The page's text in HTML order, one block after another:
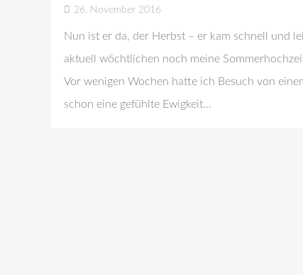
26. November 2016
Nun ist er da, der Herbst – er kam schnell und
aktuell wöchtlichen noch meine
Vor wenigen Wochen hatte ich Besuch von
schon eine gefühlte Ewigkeit…